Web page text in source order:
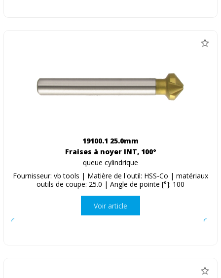
19100.1 25.0mm
Fraises à noyer INT, 100°
queue cylindrique
Fournisseur: vb tools | Matière de l'outil: HSS-Co | matériaux
outils de coupe: 25.0 | Angle de pointe [°]: 100
Voir article